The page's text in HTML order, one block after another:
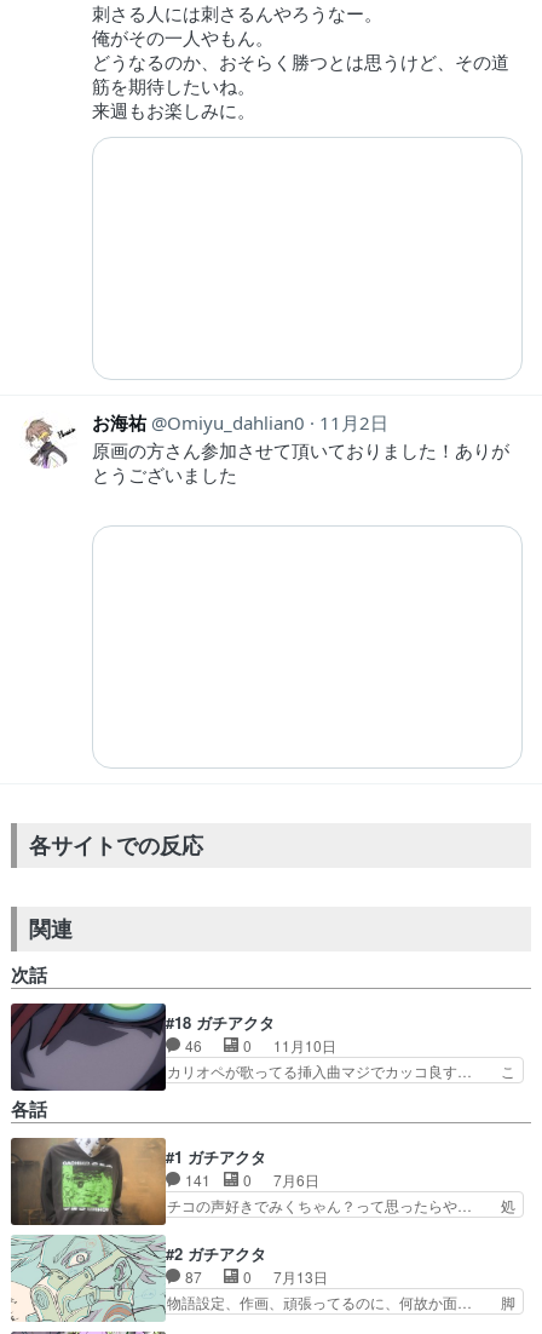
刺さる人には刺さるんやろうなー。
俺がその一人やもん。
どうなるのか、おそらく勝つとは思うけど、その道
筋を期待したいね。
来週もお楽しみに。
お海祐 Omiyu_dahlian0
11月2日
原画の方さん参加させて頂いておりました！ありが
とうございました
各サイトでの反応
関連
次話
#18 ガチアクタ
46 0
11月10日
カリオペが歌ってる挿入曲マジでカッコ良す… こ
力があっても、銃の方が強いとい… 結局電気の髪
は攻略せずに飛び道具で倒しち… リヨウVSネル
デの戦いが大迫力すぎて。2… ネルデの神器が時
間切れになったのに対抗し… 体わかんない腕細い
顔似てない…リヨウちゃ… 今回のメインはリョ
ウ？リョウの前職は殺し…
各話
#1 ガチアクタ
141 0
7月6日
チコの声好きでみくちゃん？って思ったらや… 処
っと自分には合わなそうだなあと何話か… 漫画だ
と面白いって聞いたことあるけど…こ… よくある
ような設定ではあるけど、絵柄が良… こっから異
能バトルになるんですか。ワンピ… ここまんがで
#2 ガチアクタ
87 0
7月13日
物語設定、作画、頑張ってるのに、何故か面… 脚